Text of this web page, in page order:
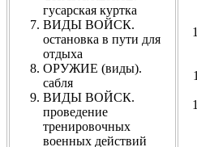
гусарская куртка
ВИДЫ ВОЙСК.
остановка в пути для
отдыха
ОРУЖИЕ (виды).
сабля
ВИДЫ ВОЙСК.
проведение
тренировочных
военных действий